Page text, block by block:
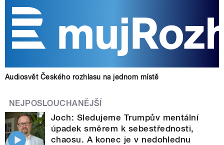
Audiosvět Českého rozhlasu na jednom místě
NEJPOSLOUCHANĚJŠÍ
Joch: Sledujeme Trumpův mentální
úpadek směrem k sebestřednosti,
chaosu. A konec je v nedohlednu